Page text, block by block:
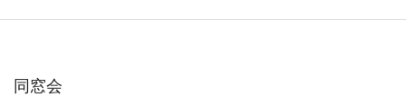
同窓会